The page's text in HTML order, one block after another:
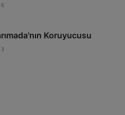
6
Koruyucusu
3